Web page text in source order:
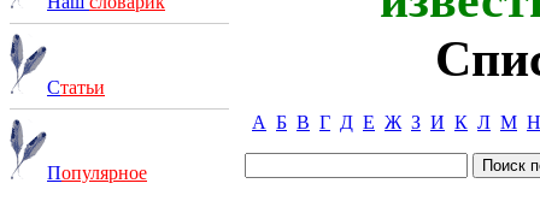
Статьи
Популярное
А Б В Г Д Е Ж З И К Л М Н